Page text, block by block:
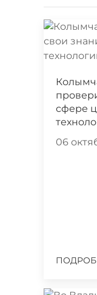
сфере
06